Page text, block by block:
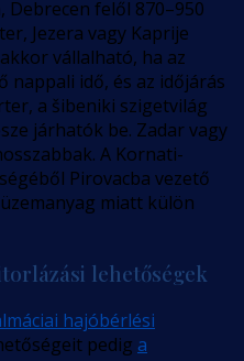
Debrecen felől 870–950
Jezera vagy Kaprije
vállalható, ha az
nappali idő, és az időjárás
a šibeniki szigetvilág
járhatók be. Zadar vagy
A Kornati-
Pirovacba vezető
miatt külön
lehetőségek
hajóbérlési
pedig a